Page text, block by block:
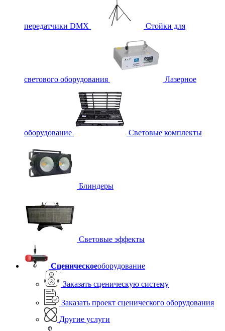
передатчики DMX Стойки для
светового оборудования Лазерное
оборудование Световые комплекты
Блиндеры
Световые эффекты
Сценическоеоборудование
Заказать сценическую систему
Заказать проект сценического оборудования
Другие услуги